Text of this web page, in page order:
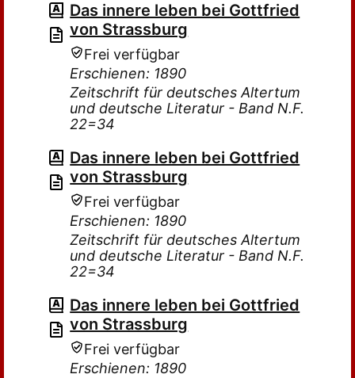
Das innere leben bei Gottfried
von Strassburg
Frei verfügbar
Erschienen: 1890
Zeitschrift für deutsches Altertum
und deutsche Literatur - Band N.F.
22=34
Das innere leben bei Gottfried
von Strassburg
Frei verfügbar
Erschienen: 1890
Zeitschrift für deutsches Altertum
und deutsche Literatur - Band N.F.
22=34
Das innere leben bei Gottfried
von Strassburg
Frei verfügbar
Erschienen: 1890